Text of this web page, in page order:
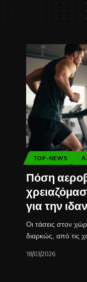
TOP-NEWS
Πόση
για την
Οι τάσεις στον
διαρκώς, από τις
18/03/2026